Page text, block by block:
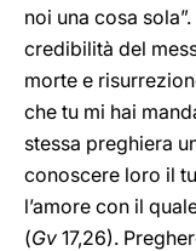
noi una cosa
credibilità del
morte e
che tu mi hai
stessa preghiera
conoscere loro il
l’amore con il
(Gv 17,26).